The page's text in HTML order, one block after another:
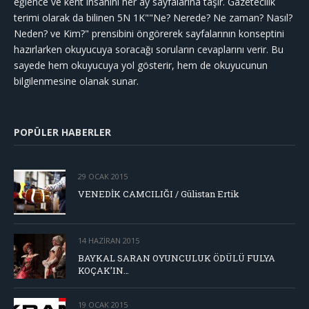
terimi olarak da bilinen 5N 1K""Ne? Nerede? Ne zaman? Nasıl?
Neden? ve Kim?" prensibini öngörerek sayfalarının konseptini
hazırlarken okuyucuya soracağı soruların cevaplarını verir. Bu
sayede hem okuyucuya yol gösterir, hem de okuyucunun
bilgilenmesine olanak sunar.
POPÜLER HABERLER
29 OCAK 2015
VENEDİK CAMCILIĞI / Gülistan Ertik
14 HAZIRAN 2015
BAYKAL SARAN OYUNCULUK ÖDÜLÜ FULYA
KOÇAK’IN…
19 OCAK 2015